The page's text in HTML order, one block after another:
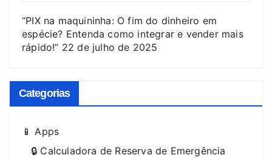
“PIX na maquininha: O fim do dinheiro em
espécie? Entenda como integrar e vender mais
rápido!” 22 de julho de 2025
Categorias
📱 Apps
🔒 Calculadora de Reserva de Emergência